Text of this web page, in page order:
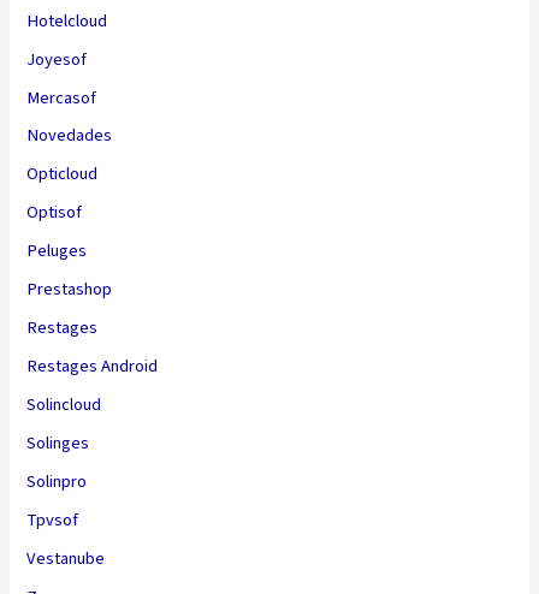
Hotelcloud
Joyesof
Mercasof
Novedades
Opticloud
Optisof
Peluges
Prestashop
Restages
Restages Android
Solincloud
Solinges
Solinpro
Tpvsof
Vestanube